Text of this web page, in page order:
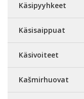
Käsipyyhkeet
Käsisaippuat
Käsivoiteet
Kašmirhuovat